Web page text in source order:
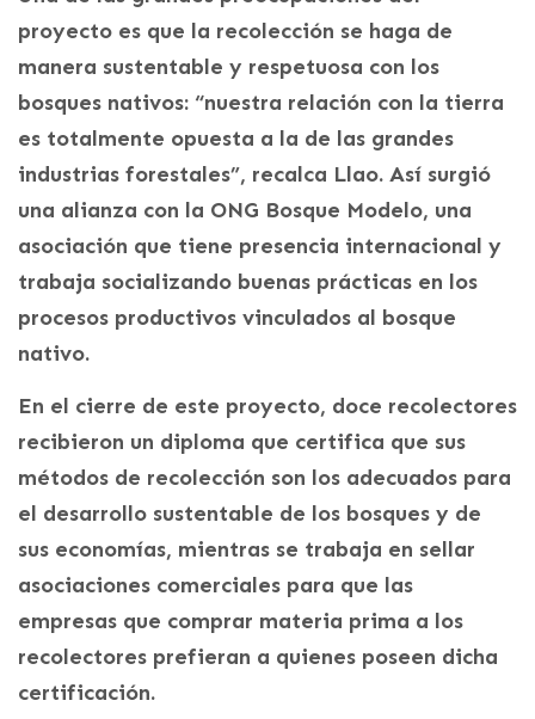
proyecto es que la recolección se haga de
manera sustentable y respetuosa con los
bosques nativos: “nuestra relación con la tierra
es totalmente opuesta a la de las grandes
industrias forestales”, recalca Llao. Así surgió
una alianza con la ONG Bosque Modelo, una
asociación que tiene presencia internacional y
trabaja socializando buenas prácticas en los
procesos productivos vinculados al bosque
nativo.
En el cierre de este proyecto, doce recolectores
recibieron un diploma que certifica que sus
métodos de recolección son los adecuados para
el desarrollo sustentable de los bosques y de
sus economías, mientras se trabaja en sellar
asociaciones comerciales para que las
empresas que comprar materia prima a los
recolectores prefieran a quienes poseen dicha
certificación.